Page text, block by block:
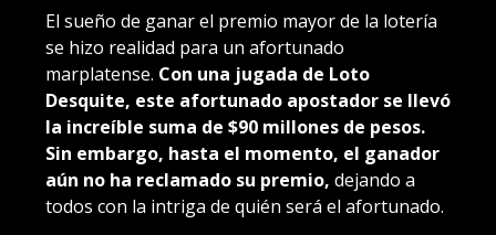
El sueño de ganar el premio mayor de la lotería
se hizo realidad para un afortunado
marplatense. Con una jugada de Loto
Desquite, este afortunado apostador se llevó
la increíble suma de $90 millones de pesos.
Sin embargo, hasta el momento, el ganador
aún no ha reclamado su premio, dejando a
todos con la intriga de quién será el afortunado.